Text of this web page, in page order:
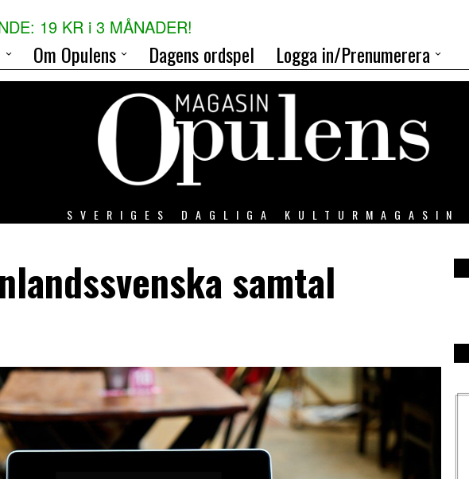
19 KR i 3 MÅNADER!
Om Opulens Dagens ordspel Logga in/Prenumerera
SVERIGES DAGLIGA KULTURMAGASIN
samtal